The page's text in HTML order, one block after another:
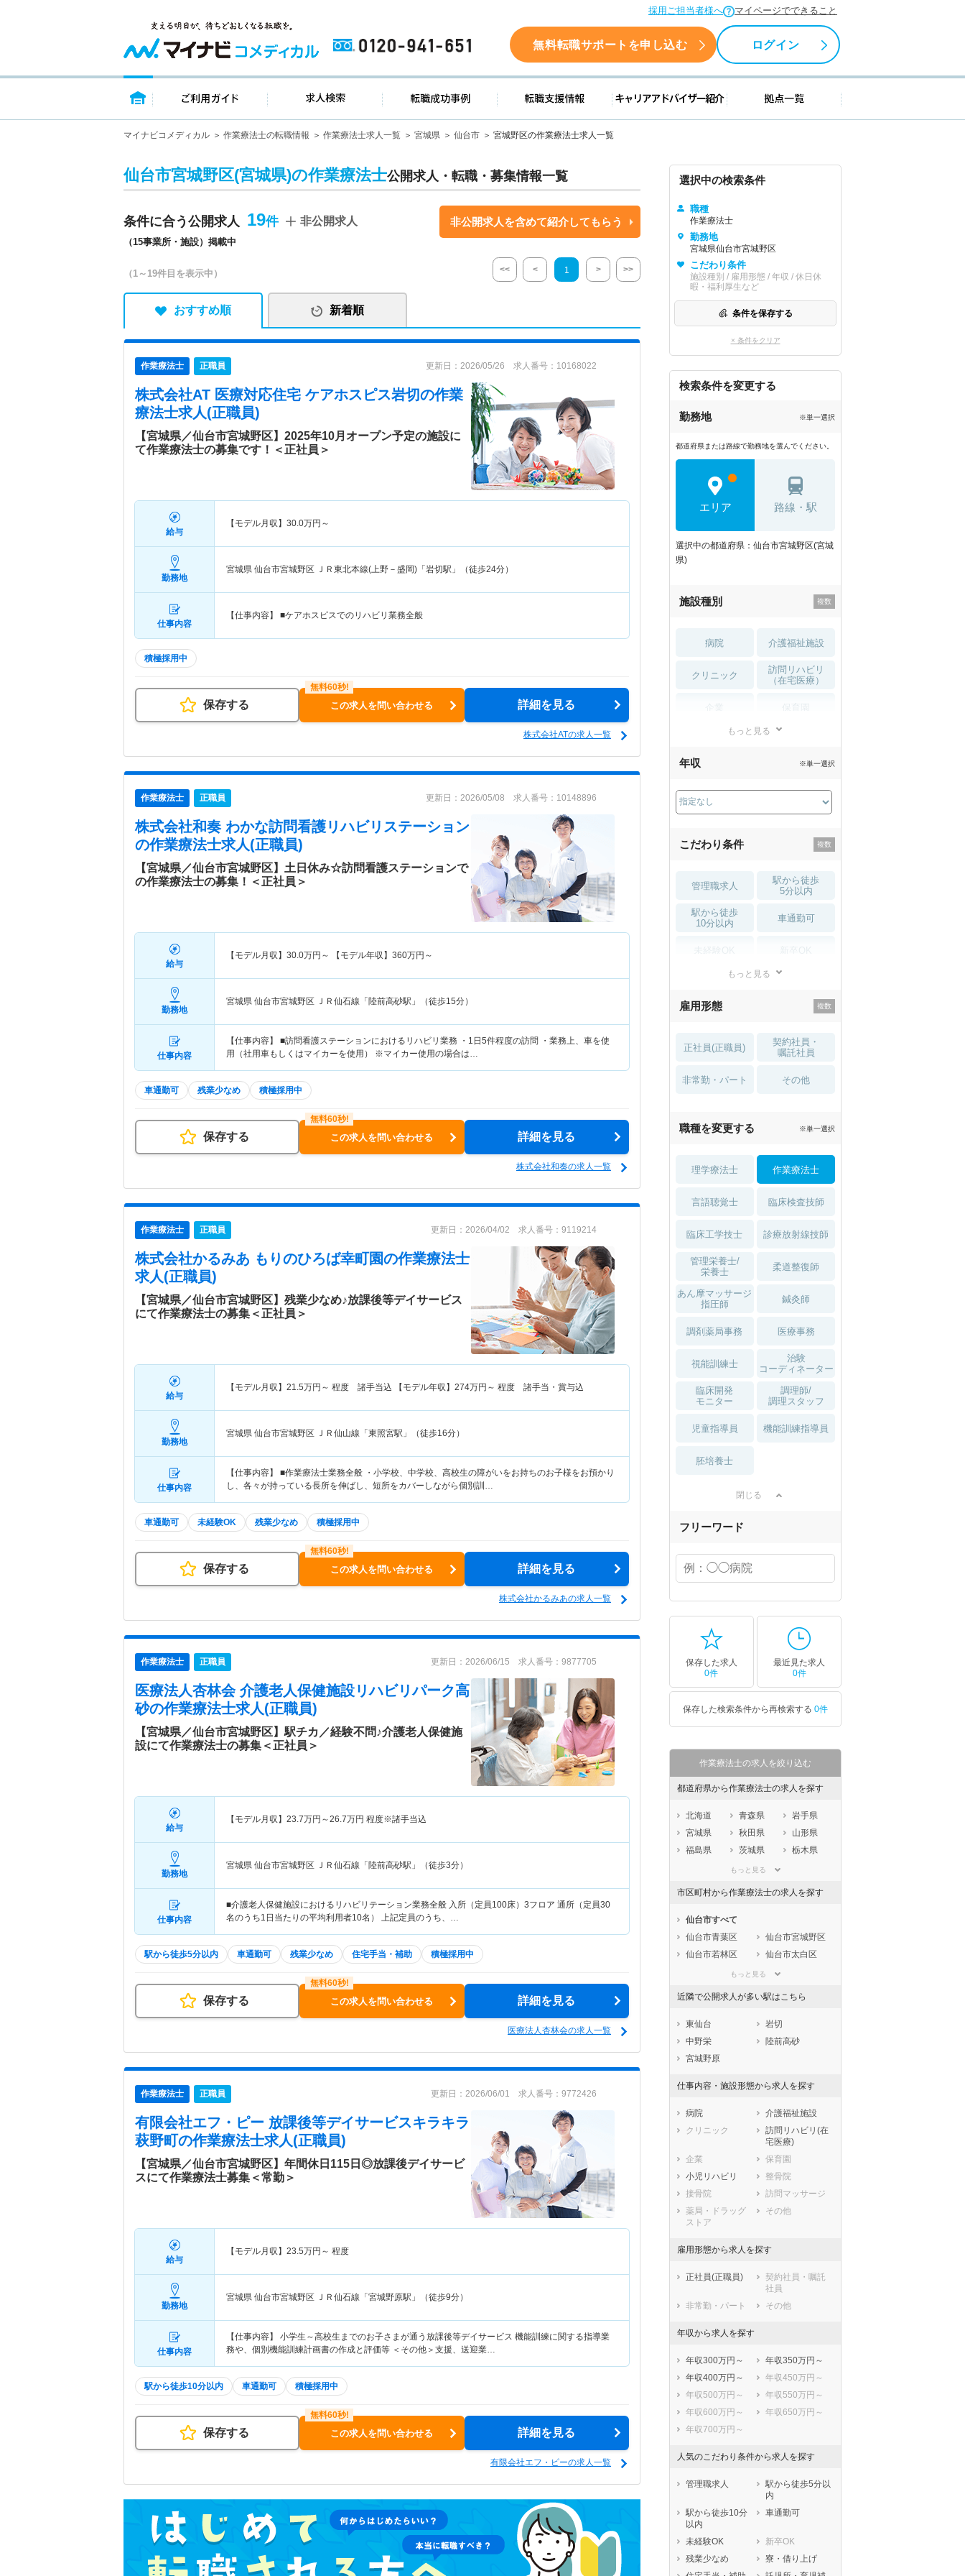
採用ご担当者様へ マイページでできること
0120-941-651 無料転職サポートを申し込む ログイン
トップページ ご利用ガイド 求人検索 転職成功事例 転職支援情報 キャリアアドバイザー紹介 拠点一覧
マイナビコメディカル 作業療法士の転職情報 作業療法士求人一覧 宮城県 仙台市 宮城野区の作業療法士求人一覧
仙台市宮城野区(宮城県)の作業療法士公開求人・転職・募集情報一覧
条件に合う公開求人 19
（15事業所・施設）掲載中
非公開求人 非公開求人を含めて紹介してもらう
（1～19件目を表示中） << < 1 > >>
おすすめ順 新着順
作業療法士 正職員 更新日：2026/05/26 求人番号：10168022
株式会社AT 医療対応住宅 ケアホスピス岩切の作業
療法士求人(正職員)
【宮城県／仙台市宮城野区】2025年10月オープン予定の施設に
て作業療法士の募集です！＜正社員＞
給与
【モデル月収】 30.0万円～
勤務地
宮城県 仙台市宮城野区 ＪＲ東北本線(上野－盛岡)「岩切駅」（徒歩24分）
仕事内容
【仕事内容】 ■ケアホスピスでのリハビリ業務全般
積極採用中
保存する この求人を問い合わせる 詳細を見る
株式会社ATの求人一覧
作業療法士 正職員 更新日：2026/05/08 求人番号：10148896
株式会社和奏 わかな訪問看護リハビリステーション
の作業療法士求人(正職員)
【宮城県／仙台市宮城野区】土日休み☆訪問看護ステーションで
の作業療法士の募集！＜正社員＞
給与
【モデル月収】 30.0万円～ 【モデル年収】 360万円～
勤務地
宮城県 仙台市宮城野区 ＪＲ仙石線「陸前高砂駅」（徒歩15分）
仕事内容
【仕事内容】 ■訪問看護ステーションにおけるリハビリ業務 ・1日5件程度の訪問 ・業務上、車を使
用（社用車もしくはマイカーを使用） ※マイカー使用の場合は…
車通勤可 残業少なめ 積極採用中
保存する この求人を問い合わせる 詳細を見る
株式会社和奏の求人一覧
作業療法士 正職員 更新日：2026/04/02 求人番号：9119214
株式会社かるみあ もりのひろば幸町園の作業療法士
求人(正職員)
【宮城県／仙台市宮城野区】残業少なめ♪放課後等デイサービス
にて作業療法士の募集＜正社員＞
給与
【モデル月収】 21.5万円～ 程度 諸手当込 【モデル年収】 274万円～ 程度 諸手当・賞与込
勤務地
宮城県 仙台市宮城野区 ＪＲ仙山線「東照宮駅」（徒歩16分）
仕事内容
【仕事内容】 ■作業療法士業務全般 ・小学校、中学校、高校生の障がいをお持ちのお子様をお預かり
し、各々が持っている長所を伸ばし、短所をカバーしながら個別訓…
車通勤可 未経験OK 残業少なめ 積極採用中
保存する この求人を問い合わせる 詳細を見る
株式会社かるみあの求人一覧
作業療法士 正職員 更新日：2026/06/15 求人番号：9877705
医療法人杏林会 介護老人保健施設リハビリパーク高
砂の作業療法士求人(正職員)
【宮城県／仙台市宮城野区】駅チカ／経験不問♪介護老人保健施
設にて作業療法士の募集＜正社員＞
給与
【モデル月収】 23.7万円～26.7万円 程度※諸手当込
勤務地
宮城県 仙台市宮城野区 ＪＲ仙石線「陸前高砂駅」（徒歩3分）
仕事内容
■介護老人保健施設におけるリハビリテーション業務全般 入所（定員100床）3フロア 通所（定員30
名のうち1日当たりの平均利用者10名） 上記定員のうち、…
駅から徒歩5分以内 車通勤可 残業少なめ 住宅手当・補助 積極採用中
保存する この求人を問い合わせる 詳細を見る
医療法人杏林会の求人一覧
作業療法士 正職員 更新日：2026/06/01 求人番号：9772426
有限会社エフ・ピー 放課後等デイサービスキラキラ
萩野町の作業療法士求人(正職員)
【宮城県／仙台市宮城野区】年間休日115日◎放課後デイサービ
スにて作業療法士募集＜常勤＞
給与
【モデル月収】 23.5万円～ 程度
勤務地
宮城県 仙台市宮城野区 ＪＲ仙石線「宮城野原駅」（徒歩9分）
仕事内容
【仕事内容】 小学生～高校生までのお子さまが通う放課後等デイサービス 機能訓練に関する指導業
務や、個別機能訓練計画書の作成と評価等 ＜その他＞支援、送迎業…
駅から徒歩10分以内 車通勤可 積極採用中
保存する この求人を問い合わせる 詳細を見る
有限会社エフ・ピーの求人一覧
選択中の検索条件
職種
作業療法士
勤務地
宮城県仙台市宮城野区
こだわり条件
施設種別 / 雇用形態 / 年収 / 休日休
暇・福利厚生など
条件を保存する
× 条件をクリア
検索条件を変更する
勤務地 ※単一選択
都道府県または路線で勤務地を選んでください。
エリア 路線・駅
選択中の都道府県：仙台市宮城野区(宮城
県)
施設種別
病院 介護福祉施設
クリニック
訪問リハビリ
（在宅医療）
薬局・
もっと見る
年収 ※単一選択
こだわり条件
管理職求人
駅から徒歩
5分以内
駅から徒歩
10分以内
車通勤可
住宅手当・補助
土日祝休 無資格 OK
積極採用中 WEB面接OK
もっと見る
雇用形態
正社員(正職員)
契約社員・
嘱託社員
非常勤・パート その他
職種を変更する ※単一選択
理学療法士 作業療法士
言語聴覚士 臨床検査技師
臨床工学技士 診療放射線技師
管理栄養士/
栄養士
柔道整復師
あん摩マッサージ
指圧師
鍼灸師
調剤薬局事務 医療事務
視能訓練士
治験
コーディネーター
臨床開発
モニター
調理師/
調理スタッフ
児童指導員 機能訓練指導員
胚培養士
閉じる
フリーワード
保存した求人
0件
最近見た求人
0件
保存した検索条件から再検索する 0件
作業療法士の求人を絞り込む
都道府県から作業療法士の求人を探す
北海道 青森県
岩手県
宮城県
秋田県
山形県
福島県
茨城県
栃木県
埼玉県
石川県
静岡県
愛知県
三重県
滋賀県
京都府
大阪府
奈良県
香川県
愛媛県
福岡県
佐賀県
長崎県
熊本県
もっと見る
市区町村から作業療法士の求人を探す
仙台市すべて
仙台市青葉区
仙台市宮城野区
仙台市若林区
仙台市太白区
気仙沼市
白石市
名取市
角田市
多賀城市
東松島市
大崎市
刈田郡蔵王町
富谷市
刈田郡七ヶ宿町
柴田郡大河原町
柴田郡柴田町
柴田郡川崎町
伊具郡丸森町
亘理郡亘理町
亘理郡山元町
宮城郡松島町
宮城郡七ヶ浜町
宮城郡利府町
黒川郡大和町
加美郡色麻町
加美郡加美町
牡鹿郡女川町
本吉郡南三陸町
もっと見る
近隣で公開求人が多い駅はこちら
東仙台
岩切
中野栄
陸前高砂
宮城野原
仕事内容・施設形態から求人を探す
病院
介護福祉施設
クリニック
訪問リハビリ(在
宅医療)
企業
保育園
小児リハビリ
整骨院
接骨院
訪問マッサージ
薬局・ドラッグ
ストア
その他
雇用形態から求人を探す
正社員(正職員)
契約社員・嘱託
社員
非常勤・パート
その他
年収から求人を探す
年収300万円～
年収350万円～
年収400万円～
年収450万円～
年収500万円～
年収550万円～
年収600万円～
年収650万円～
年収700万円～
人気のこだわり条件から求人を探す
管理職求人
駅から徒歩5分以
内
駅から徒歩10分
以内
車通勤可
未経験OK
新卒OK
残業少なめ
寮・借り上げ